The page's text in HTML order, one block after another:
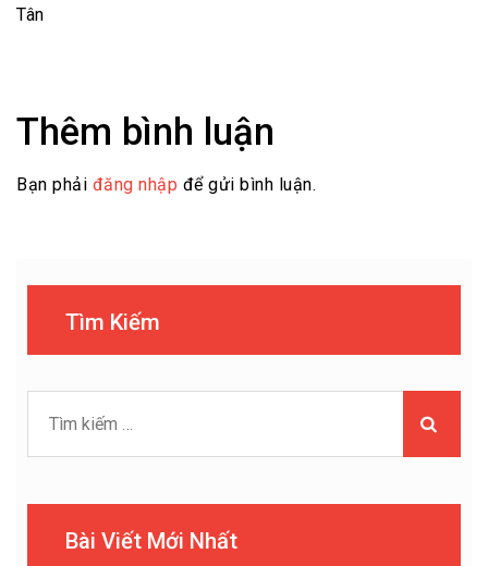
Tân
Thêm bình luận
Bạn phải đăng nhập để gửi bình luận.
Tìm Kiếm
kiếm
cho:
Bài Viết Mới Nhất